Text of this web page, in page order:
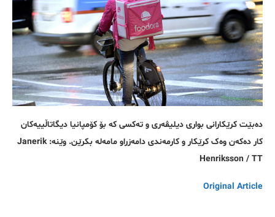
دەبێت کرێکارانی بواری دیلیڤەری و تەکسی کە بۆ کۆمپانیا دیگاتاڵییەکان
کار دەکەن وەک کرێکار و کارمەندی دامەزراو مامەلە بکرێن. وێنە: Janerik
Henriksson / TT
Original Article